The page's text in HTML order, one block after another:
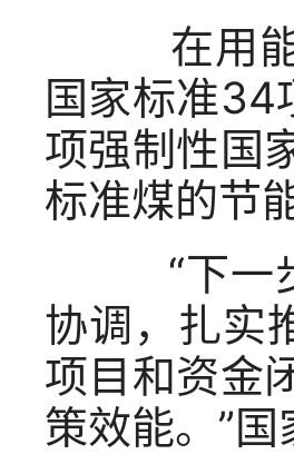
在用能
国家标准34
项强制性国
标准煤的节
“下一步
协调，扎实
项目和资金
策效能。”